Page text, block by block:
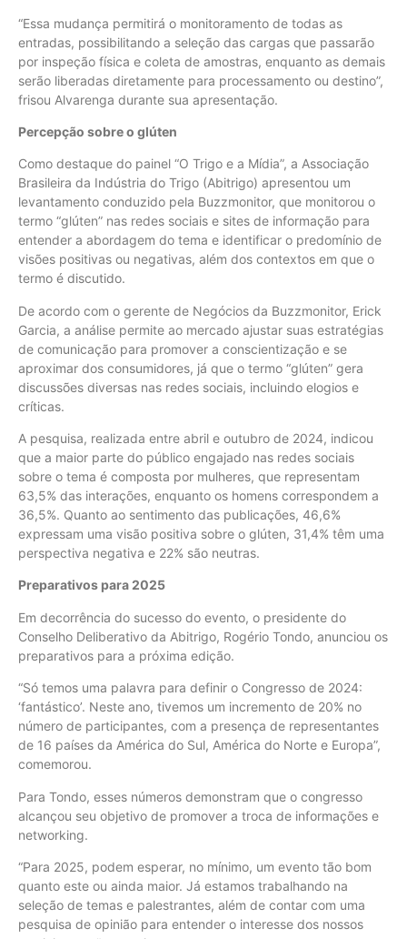
“Essa mudança permitirá o monitoramento de todas as
entradas, possibilitando a seleção das cargas que passarão
por inspeção física e coleta de amostras, enquanto as demais
serão liberadas diretamente para processamento ou destino”,
frisou Alvarenga durante sua apresentação.
Percepção sobre o glúten
Como destaque do painel “O Trigo e a Mídia”, a Associação
Brasileira da Indústria do Trigo (Abitrigo) apresentou um
levantamento conduzido pela Buzzmonitor, que monitorou o
termo “glúten” nas redes sociais e sites de informação para
entender a abordagem do tema e identificar o predomínio de
visões positivas ou negativas, além dos contextos em que o
termo é discutido.
De acordo com o gerente de Negócios da Buzzmonitor, Erick
Garcia, a análise permite ao mercado ajustar suas estratégias
de comunicação para promover a conscientização e se
aproximar dos consumidores, já que o termo “glúten” gera
discussões diversas nas redes sociais, incluindo elogios e
críticas.
A pesquisa, realizada entre abril e outubro de 2024, indicou
que a maior parte do público engajado nas redes sociais
sobre o tema é composta por mulheres, que representam
63,5% das interações, enquanto os homens correspondem a
36,5%. Quanto ao sentimento das publicações, 46,6%
expressam uma visão positiva sobre o glúten, 31,4% têm uma
perspectiva negativa e 22% são neutras.
Preparativos para 2025
Em decorrência do sucesso do evento, o presidente do
Conselho Deliberativo da Abitrigo, Rogério Tondo, anunciou os
preparativos para a próxima edição.
“Só temos uma palavra para definir o Congresso de 2024:
‘fantástico’. Neste ano, tivemos um incremento de 20% no
número de participantes, com a presença de representantes
de 16 países da América do Sul, América do Norte e Europa”,
comemorou.
Para Tondo, esses números demonstram que o congresso
alcançou seu objetivo de promover a troca de informações e
networking.
“Para 2025, podem esperar, no mínimo, um evento tão bom
quanto este ou ainda maior. Já estamos trabalhando na
seleção de temas e palestrantes, além de contar com uma
pesquisa de opinião para entender o interesse dos nossos